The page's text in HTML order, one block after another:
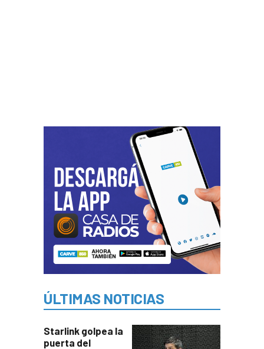
ÚLTIMAS NOTICIAS
Starlink golpea la
puerta del